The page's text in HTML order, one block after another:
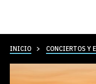
INICIO CONCIERTOS Y